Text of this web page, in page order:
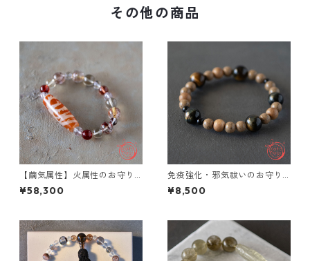
その他の商品
【繭気属性】火属性のお守り
ブレスレット「祝り」 レッド
ルチルクォーツ チベットアン
天珠
¥58,300
免疫強化・邪気祓いのお守り
ブレスレット「祝り」 北投石
イエローブルータイガーアイ
¥8,500